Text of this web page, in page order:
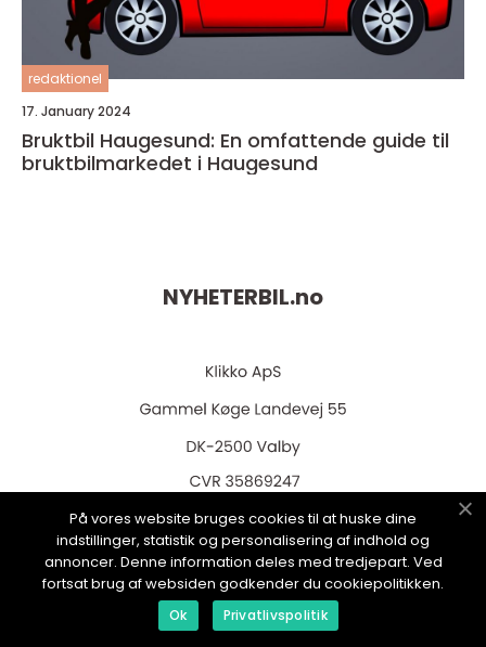
redaktionel
17. January 2024
Bruktbil Haugesund: En omfattende guide til
bruktbilmarkedet i Haugesund
NYHETERBIL.no
web:www.klikko.dk
Menu
På vores website bruges cookies til at huske dine
indstillinger, statistik og personalisering af indhold og
annoncer. Denne information deles med tredjepart. Ved
fortsat brug af websiden godkender du cookiepolitikken.
Ok Privatlivspolitik